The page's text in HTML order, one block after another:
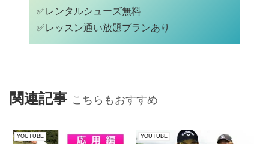
✅レンタルシューズ無料
✅レッスン通い放題プランあり
関連記事 こちらもおすすめ
YOUTUBE YOUTUBE